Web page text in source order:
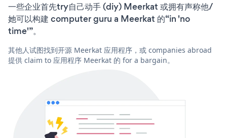
一些企业首先try自己动手 (diy) Meerkat 或拥有声称他/
她可以构建 computer guru a Meerkat 的“in 'no
time'”。
其他人试图找到开源 Meerkat 应用程序，或 companies abroad
提供 claim to 应用程序 Meerkat 的 for a bargain。